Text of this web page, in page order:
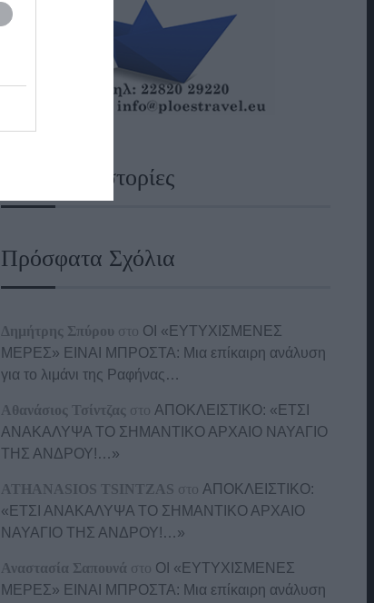
Ναυτικές Ιστορίες
Πρόσφατα Σχόλια
Δημήτρης Σπύρου στο ΟΙ «ΕΥΤΥΧΙΣΜΕΝΕΣ
ΜΕΡΕΣ» ΕΙΝΑΙ ΜΠΡΟΣΤΑ: Μια επίκαιρη ανάλυση
για το λιμάνι της Ραφήνας…
Αθανάσιος Τσίντζας στο ΑΠΟΚΛΕΙΣΤΙΚΟ: «ΕΤΣΙ
ΑΝΑΚΑΛΥΨΑ ΤΟ ΣΗΜΑΝΤΙΚΟ ΑΡΧΑΙΟ ΝΑΥΑΓΙΟ
ΤΗΣ ΑΝΔΡΟΥ!…»
ATHANASIOS TSINTZAS στο ΑΠΟΚΛΕΙΣΤΙΚΟ:
«ΕΤΣΙ ΑΝΑΚΑΛΥΨΑ ΤΟ ΣΗΜΑΝΤΙΚΟ ΑΡΧΑΙΟ
ΝΑΥΑΓΙΟ ΤΗΣ ΑΝΔΡΟΥ!…»
Αναστασία Σαπουνά στο ΟΙ «ΕΥΤΥΧΙΣΜΕΝΕΣ
ΜΕΡΕΣ» ΕΙΝΑΙ ΜΠΡΟΣΤΑ: Μια επίκαιρη ανάλυση